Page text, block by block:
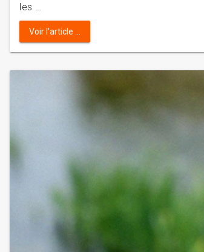
les …
Voir l'article ...